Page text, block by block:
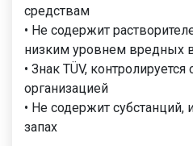
средствам
• Не содержит
низким уровнем вредных
• Знак TÜV, контролируется
организацией
• Не содержит
запах